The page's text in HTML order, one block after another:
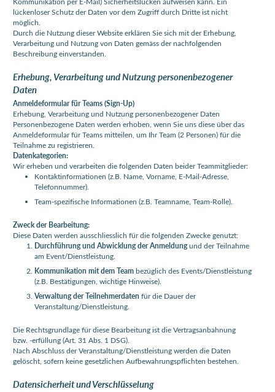
lückenloser Schutz der Daten vor dem Zugriff durch Dritte ist nicht
möglich.
Durch die Nutzung dieser Website erklären Sie sich mit der Erhebung,
Verarbeitung und Nutzung von Daten gemäss der nachfolgenden
Beschreibung einverstanden.
Erhebung, Verarbeitung und Nutzung personenbezogener
Daten
Anmeldeformular für Teams (Sign-Up)
Erhebung, Verarbeitung und Nutzung personenbezogener Daten
Personenbezogene Daten werden erhoben, wenn Sie uns diese über das
Anmeldeformular für Teams mitteilen, um Ihr Team (2 Personen) für die
Teilnahme zu registrieren.
Datenkategorien:
Wir erheben und verarbeiten die folgenden Daten beider Teammitglieder:
Kontaktinformationen (z.B. Name, Vorname, E-Mail-Adresse,
Telefonnummer).
Team-spezifische Informationen (z.B. Teamname, Team-Rolle).
Zweck der Bearbeitung:
Diese Daten werden ausschliesslich für die folgenden Zwecke genutzt:
Durchführung und Abwicklung der Anmeldungund der Teilnahme
am Event/Dienstleistung.
Kommunikation mit dem Teambezüglich des Events/Dienstleistung
(z.B. Bestätigungen, wichtige Hinweise).
Verwaltung der Teilnehmerdaten für die Dauer der
Veranstaltung/Dienstleistung.
Die Rechtsgrundlage für diese Bearbeitung ist die Vertragsanbahnung
bzw. -erfüllung (Art. 31 Abs. 1 DSG).
Nach Abschluss der Veranstaltung/Dienstleistung werden die Daten
gelöscht, sofern keine gesetzlichen Aufbewahrungspflichten bestehen.
Datensicherheit und Verschlüsselung